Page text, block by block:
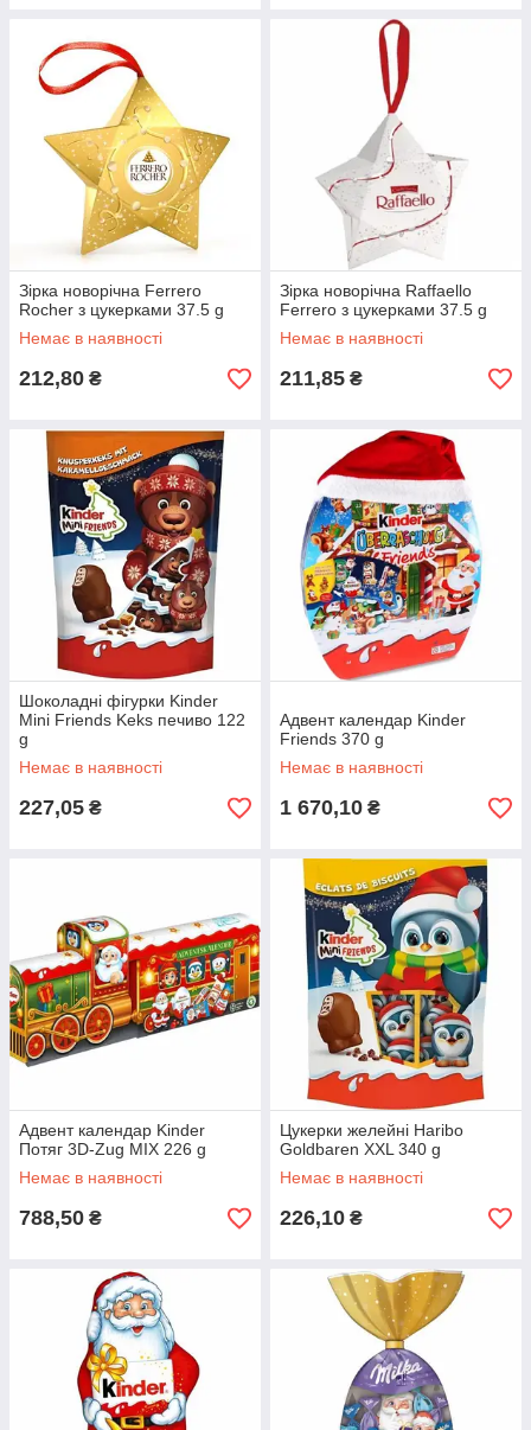
Зірка новорічна Ferrero
Rocher з цукерками 37.5 g
Немає в наявності
212,80 ₴
Зірка новорічна Raffaello
Ferrero з цукерками 37.5 g
Немає в наявності
211,85 ₴
Шоколадні фігурки Kinder
Mini Friends Keks печиво 122
g
Немає в наявності
227,05 ₴
Адвент календар Kinder
Friends 370 g
Немає в наявності
1 670,10 ₴
Адвент календар Kinder
Потяг 3D-Zug MIX 226 g
Немає в наявності
788,50 ₴
Цукерки желейні Haribo
Goldbaren XXL 340 g
Немає в наявності
226,10 ₴